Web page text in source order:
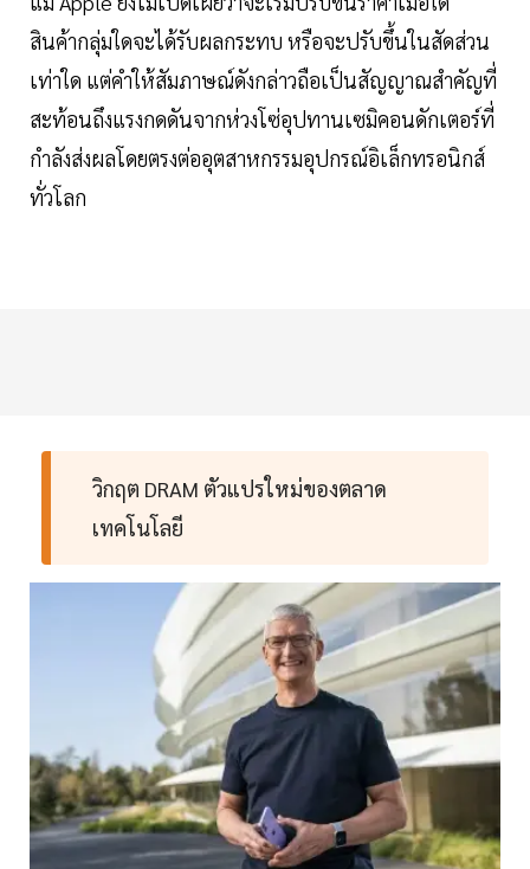
สินค้ากลุ่มใดจะได้รับผลกระทบ หรือจะปรับขึ้นในสัดส่วน
เท่าใด แต่คำให้สัมภาษณ์ดังกล่าวถือเป็นสัญญาณสำคัญที่
สะท้อนถึงแรงกดดันจากห่วงโซ่อุปทานเซมิคอนดักเตอร์ที่
กำลังส่งผลโดยตรงต่ออุตสาหกรรมอุปกรณ์อิเล็กทรอนิกส์
ทั่วโลก
วิกฤต DRAM ตัวแปรใหม่ของตลาด
เทคโนโลยี